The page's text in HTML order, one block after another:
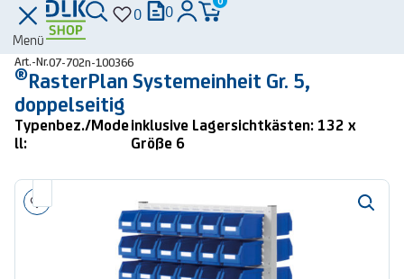
Menü
0 0
Art.-Nr.07-702n-100366
®RasterPlan Systemeinheit Gr. 5,
doppelseitig
Typenbez./Mode
ll:
inklusive Lagersichtkästen: 132 x
Größe 6